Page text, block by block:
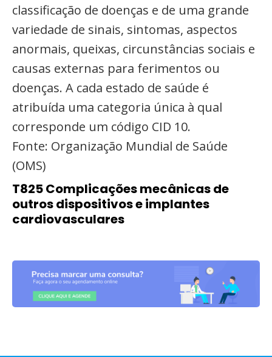
classificação de doenças e de uma grande
variedade de sinais, sintomas, aspectos
anormais, queixas, circunstâncias sociais e
causas externas para ferimentos ou
doenças. A cada estado de saúde é
atribuída uma categoria única à qual
corresponde um código CID 10.
Fonte: Organização Mundial de Saúde
(OMS)
T825 Complicações mecânicas de
outros dispositivos e implantes
cardiovasculares